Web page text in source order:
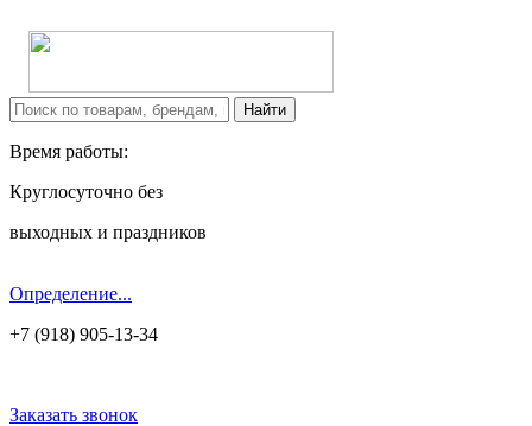
Время работы:
Круглосуточно без
выходных и праздников
Определение...
+7 (918) 905-13-34
Заказать звонок